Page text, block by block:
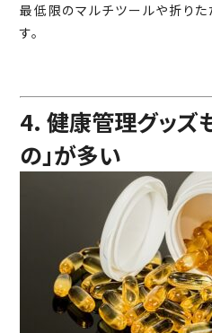
最低限のマルチツールや折り
す。
4. 健康管理グッズ
の」が多い